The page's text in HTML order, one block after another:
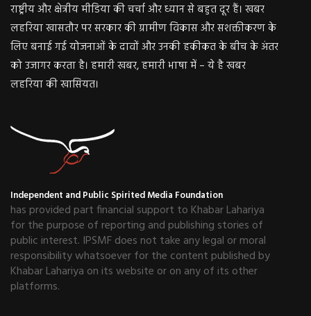
राष्ट्रीय और क्षेत्रीय मीडिया की चर्चा और ध्यान से बहुत दूर हैं। खबर
लहरिया खासतौर पर सरकार की ग्रामीण विकास और सशक्तीकरण के
लिए बनाई गई योजनाओं के दावों और उनकी हकीकत के बीच के अंतर
को उजागर करता है। हमारी खबर, हमारी भाषा में – ये है खबर
लहरिया की खासियत।
Independent and Public Spirited Media Foundation
has provided part financial support to Khabar Lahariya
for the purpose of reporting and publishing stories of
public interest. IPSMF does not take any legal or moral
responsibility whatsoever for the content published by
Khabar Lahariya on its website or on any of its other
platforms.